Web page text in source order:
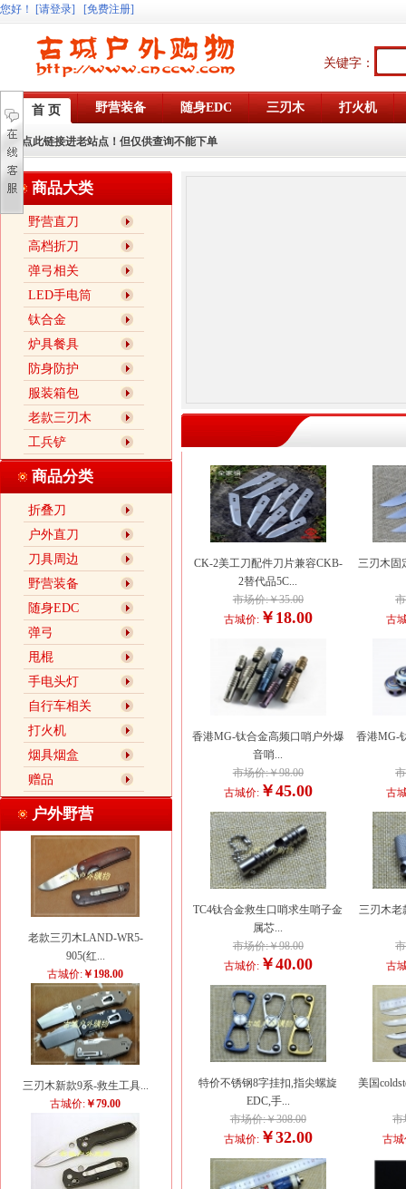
您好 ！ [请登录] [免费注册]
关键字：
首 页 野营装备 随身EDC 三刃木 打火机
点此链接进老站点！但仅供查询不能下单
商品大类
野营直刀
高档折刀
弹弓相关
LED手电筒
钛合金
炉具餐具
防身防护
服装箱包
老款三刃木
工兵铲
商品分类
折叠刀
户外直刀
刀具周边
野营装备
随身EDC
弹弓
甩棍
手电头灯
自行车相关
打火机
烟具烟盒
赠品
户外野营
老款三刃木LAND-WR5-
905(红...
古城价: ￥198.00
三刃木新款9系-救生工具...
古城价: ￥79.00
CK-2美工刀配件刀片兼容CKB-
2替代品5C...
市场价:￥35.00
古城价:￥18.00
三刃木固
古
香港MG-钛合金高频口哨户外爆
音哨...
市场价:￥98.00
古城价:￥45.00
香港MG-
古
TC4钛合金救生口哨求生哨子金
属芯...
市场价:￥98.00
古城价:￥40.00
三刃木老
古
特价不锈钢8字挂扣,指尖螺旋
EDC,手...
市场价:￥308.00
古城价:￥32.00
美国
市
古城